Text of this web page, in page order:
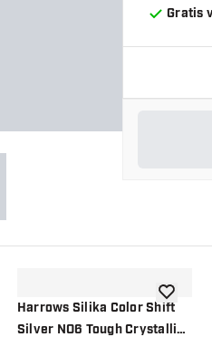
Gratis
aan verlanglijst
Harrows Silika Color Shift
Silver NO6 Tough Crystalline